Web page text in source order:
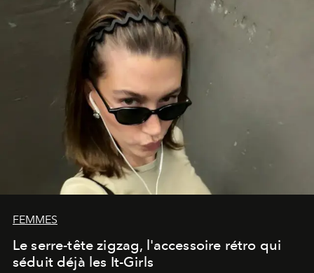
FEMMES
Le serre-tête zigzag, l'accessoire rétro qui
séduit déjà les It-Girls